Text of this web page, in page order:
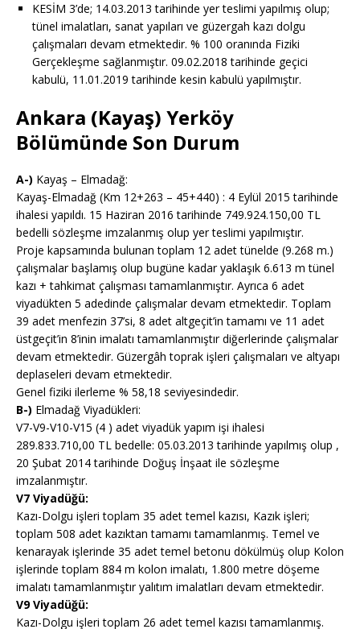
KESİM 3’de; 14.03.2013 tarihinde yer teslimi yapılmış olup;
tünel imalatları, sanat yapıları ve güzergah kazı dolgu
çalışmaları devam etmektedir. % 100 oranında Fiziki
Gerçekleşme sağlanmıştır. 09.02.2018 tarihinde geçici
kabulü, 11.01.2019 tarihinde kesin kabulü yapılmıştır.
Ankara (Kayaş) Yerköy
Bölümünde Son Durum
A-) Kayaş – Elmadağ:
Kayaş-Elmadağ (Km 12+263 – 45+440) : 4 Eylül 2015 tarihinde
ihalesi yapıldı. 15 Haziran 2016 tarihinde 749.924.150,00 TL
bedelli sözleşme imzalanmış olup yer teslimi yapılmıştır.
Proje kapsamında bulunan toplam 12 adet tünelde (9.268 m.)
çalışmalar başlamış olup bugüne kadar yaklaşık 6.613 m tünel
kazı + tahkimat çalışması tamamlanmıştır. Ayrıca 6 adet
viyadükten 5 adedinde çalışmalar devam etmektedir. Toplam
39 adet menfezin 37’si, 8 adet altgeçit’in tamamı ve 11 adet
üstgeçit’in 8’inin imalatı tamamlanmıştır diğerlerinde çalışmalar
devam etmektedir. Güzergâh toprak işleri çalışmaları ve altyapı
deplaseleri devam etmektedir.
Genel fiziki ilerleme % 58,18 seviyesindedir.
B-) Elmadağ Viyadükleri:
V7-V9-V10-V15 (4 ) adet viyadük yapım işi ihalesi
289.833.710,00 TL bedelle: 05.03.2013 tarihinde yapılmış olup ,
20 Şubat 2014 tarihinde Doğuş İnşaat ile sözleşme
imzalanmıştır.
V7 Viyadüğü:
Kazı-Dolgu işleri toplam 35 adet temel kazısı, Kazık işleri;
toplam 508 adet kazıktan tamamı tamamlanmış. Temel ve
kenarayak işlerinde 35 adet temel betonu dökülmüş olup Kolon
işlerinde toplam 884 m kolon imalatı, 1.800 metre döşeme
imalatı tamamlanmıştır yalıtım imalatları devam etmektedir.
V9 Viyadüğü:
Kazı-Dolgu işleri toplam 26 adet temel kazısı tamamlanmış.